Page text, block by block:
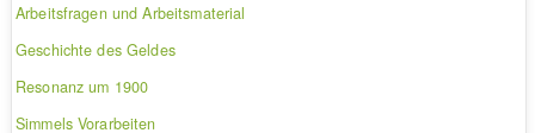
Arbeitsfragen und Arbeitsmaterial
Geschichte des Geldes
Resonanz um 1900
Simmels Vorarbeiten